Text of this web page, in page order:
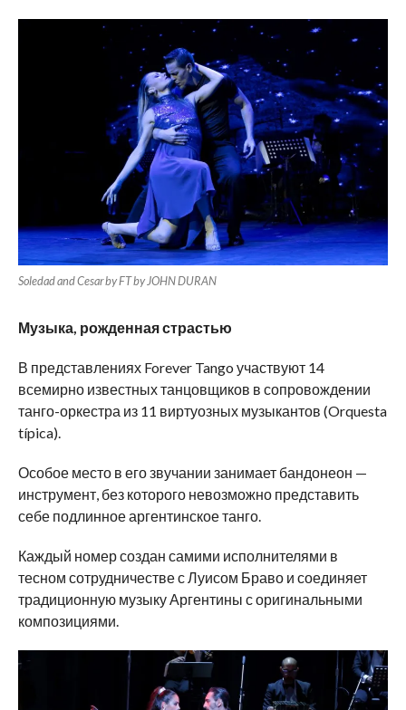
Soledad and Cesar by FT by JOHN DURAN
Музыка, рожденная страстью
В представлениях Forever Tango участвуют 14
всемирно известных танцовщиков в сопровождении
танго-оркестра из 11 виртуозных музыкантов (Orquesta
típica).
Особое место в его звучании занимает бандонеон —
инструмент, без которого невозможно представить
себе подлинное аргентинское танго.
Каждый номер создан самими исполнителями в
тесном сотрудничестве с Луисом Браво и соединяет
традиционную музыку Аргентины с оригинальными
композициями.